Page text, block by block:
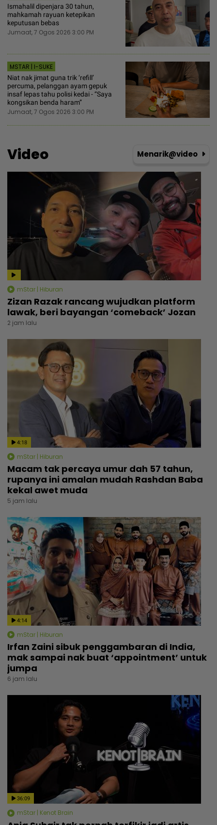
Ismahalil dipenjara 30 tahun,
mahkamah rayuan ketepikan
keputusan bebas
Jumaat, 7 Ogos 2026 3:00 PM
MSTAR | I-SUKE
Niat nak jimat guna trik ‘refill’
percuma, pelanggan ayam gepuk
insaf lepas tahu polisi kedai - “Saya
kongsikan benda haram”
Jumaat, 7 Ogos 2026 3:00 PM
Video Menarik@video
mStar | Hiburan
Zizan Razak rancang wujudkan platform
lawak, beri bayangan ‘comeback’ Jozan
2 jam lalu
4:18
mStar | Hiburan
Macam tak percaya umur dah 57 tahun,
rupanya ini amalan mudah Rashdan Baba
kekal awet muda
5 jam lalu
4:14
mStar | Hiburan
Irfan Zaini sibuk penggambaran di India,
mak sampai nak buat ‘appointment’ untuk
jumpa
6 jam lalu
36:09
mStar | Kenot Brain